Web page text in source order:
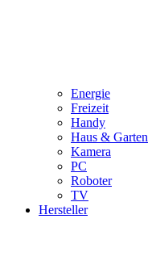
Energie
Freizeit
Handy
Haus & Garten
Kamera
PC
Roboter
TV
Hersteller